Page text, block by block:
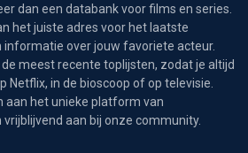
dan een databank voor films en series.
het juiste adres voor het laatste
informatie over jouw favoriete acteur.
de meest recente toplijsten, zodat je altijd
Netflix, in de bioscoop of op televisie.
aan het unieke platform van
aan bij onze community.